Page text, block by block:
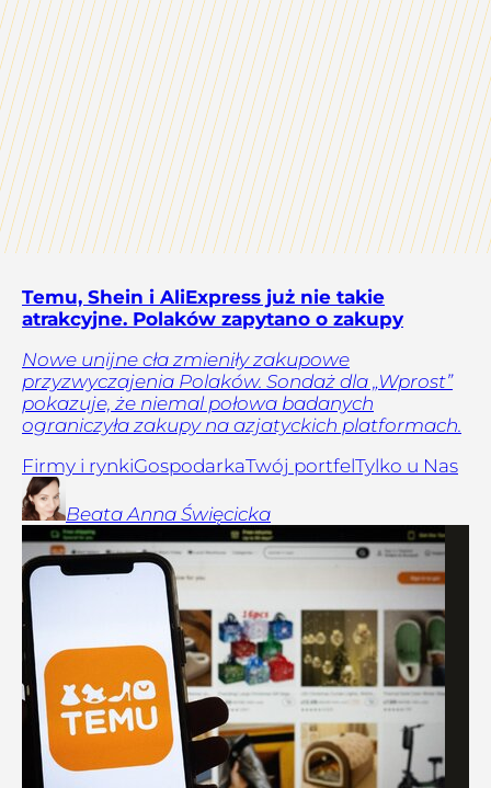
Temu, Shein i AliExpress już nie takie
atrakcyjne. Polaków zapytano o zakupy
Nowe unijne cła zmieniły zakupowe
przyzwyczajenia Polaków. Sondaż dla „Wprost”
pokazuje, że niemal połowa badanych
ograniczyła zakupy na azjatyckich platformach.
Firmy i rynkiGospodarkaTwój portfelTylko u Nas
Beata Anna Święcicka